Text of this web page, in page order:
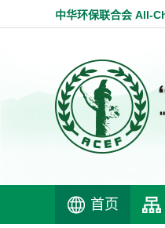
中华环保联合会 All-
首页